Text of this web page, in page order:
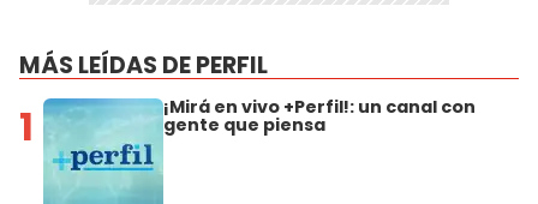
MÁS LEÍDAS DE PERFIL
1 ¡Mirá en vivo +Perfil!: un canal con
gente que piensa